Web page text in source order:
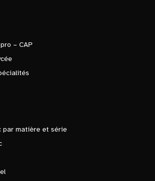
– CAP
par matière et série